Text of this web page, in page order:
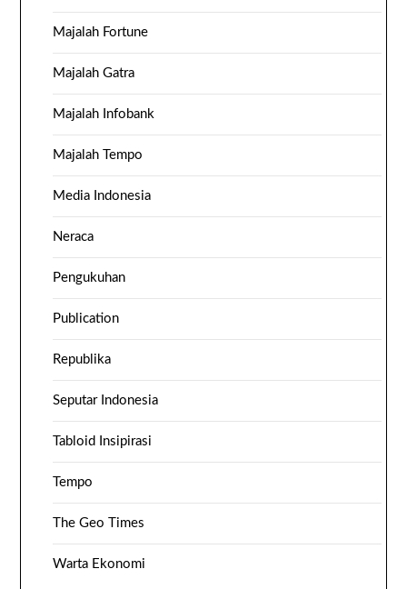
Majalah Fortune
Majalah Gatra
Majalah Infobank
Majalah Tempo
Media Indonesia
Neraca
Pengukuhan
Publication
Republika
Seputar Indonesia
Tabloid Insipirasi
Tempo
The Geo Times
Warta Ekonomi